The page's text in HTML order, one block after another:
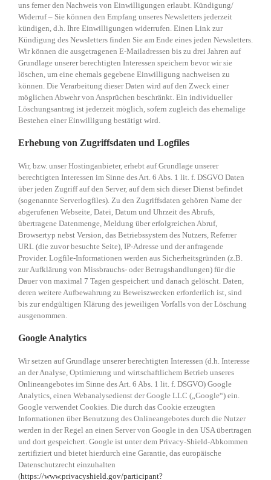
uns ferner den Nachweis von Einwilligungen erlaubt. Kündigung/
Widerruf – Sie können den Empfang unseres Newsletters jederzeit
kündigen, d.h. Ihre Einwilligungen widerrufen. Einen Link zur
Kündigung des Newsletters finden Sie am Ende eines jeden Newsletters.
Wir können die ausgetragenen E-Mailadressen bis zu drei Jahren auf
Grundlage unserer berechtigten Interessen speichern bevor wir sie
löschen, um eine ehemals gegebene Einwilligung nachweisen zu
können. Die Verarbeitung dieser Daten wird auf den Zweck einer
möglichen Abwehr von Ansprüchen beschränkt. Ein individueller
Löschungsantrag ist jederzeit möglich, sofern zugleich das ehemalige
Bestehen einer Einwilligung bestätigt wird.
Erhebung von Zugriffsdaten und Logfiles
Wir, bzw. unser Hostinganbieter, erhebt auf Grundlage unserer
berechtigten Interessen im Sinne des Art. 6 Abs. 1 lit. f. DSGVO Daten
über jeden Zugriff auf den Server, auf dem sich dieser Dienst befindet
(sogenannte Serverlogfiles). Zu den Zugriffsdaten gehören Name der
abgerufenen Webseite, Datei, Datum und Uhrzeit des Abrufs,
übertragene Datenmenge, Meldung über erfolgreichen Abruf,
Browsertyp nebst Version, das Betriebssystem des Nutzers, Referrer
URL (die zuvor besuchte Seite), IP-Adresse und der anfragende
Provider. Logfile-Informationen werden aus Sicherheitsgründen (z.B.
zur Aufklärung von Missbrauchs- oder Betrugshandlungen) für die
Dauer von maximal 7 Tagen gespeichert und danach gelöscht. Daten,
deren weitere Aufbewahrung zu Beweiszwecken erforderlich ist, sind
bis zur endgültigen Klärung des jeweiligen Vorfalls von der Löschung
ausgenommen.
Google Analytics
Wir setzen auf Grundlage unserer berechtigten Interessen (d.h. Interesse
an der Analyse, Optimierung und wirtschaftlichem Betrieb unseres
Onlineangebotes im Sinne des Art. 6 Abs. 1 lit. f. DSGVO) Google
Analytics, einen Webanalysedienst der Google LLC („Google“) ein.
Google verwendet Cookies. Die durch das Cookie erzeugten
Informationen über Benutzung des Onlineangebotes durch die Nutzer
werden in der Regel an einen Server von Google in den USA übertragen
und dort gespeichert. Google ist unter dem Privacy-Shield-Abkommen
zertifiziert und bietet hierdurch eine Garantie, das europäische
Datenschutzrecht einzuhalten
(https://www.privacyshield.gov/participant?